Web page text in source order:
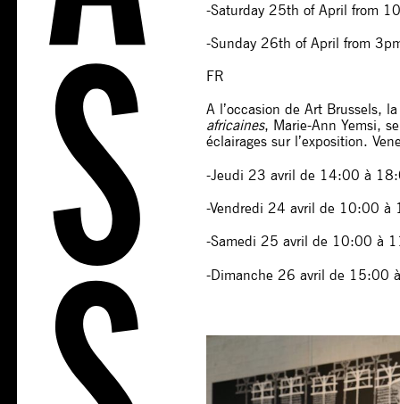
-Saturday 25th of April from
-Sunday 26th of April from
FR
A l’occasion de Art Brussels,
africaines, Marie-Ann Yemsi,
éclairages sur l’exposition.
-Jeudi 23 avril de 14:00 à
-Vendredi 24 avril de 10:00 à
-Samedi 25 avril de 10:00 à
-Dimanche 26 avril de 15:00